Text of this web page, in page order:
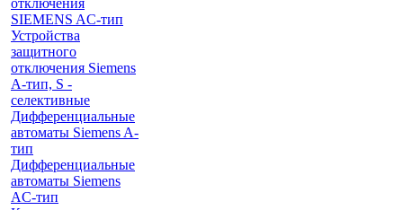
отключения
SIEMENS AС-тип
Устройства
защитного
отключения Siemens
A-тип, S -
селективные
Дифференциальные
автоматы Siemens A-
тип
Дифференциальные
автоматы Siemens
AС-тип